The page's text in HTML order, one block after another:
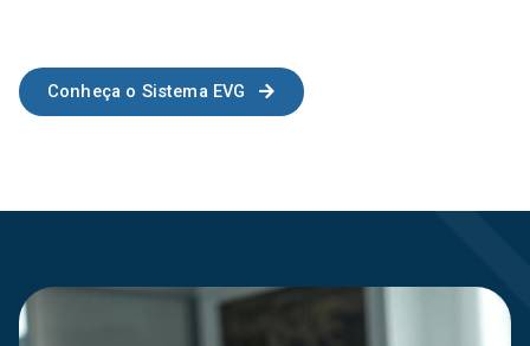
Conheça o Sistema EVG